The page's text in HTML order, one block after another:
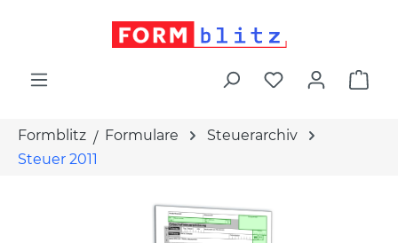
Formblitz Formulare
Steuerarchiv
Steuer 2011